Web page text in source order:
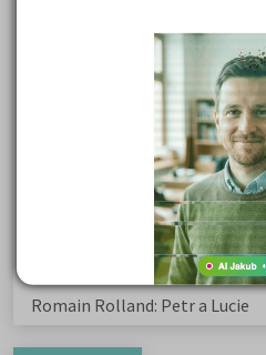
Kritika hry M. L. King v
Důležité reakce organických
Zákonitosti v elektronové
Základní charakteristiky
Karel Hynek Mácha: Máj
Karel Havlíček Borovský:
Romain Rolland: Petr a Lucie